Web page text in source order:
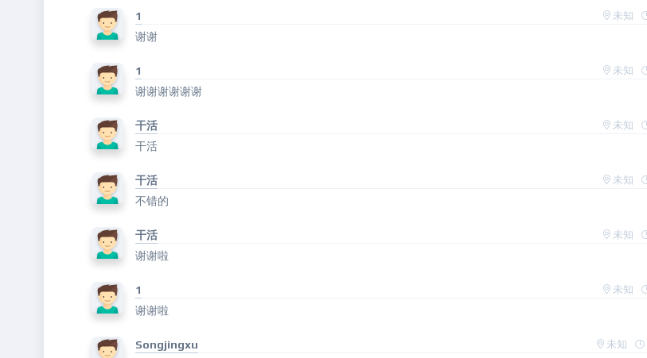
1 未知
谢谢
1 未知
谢谢谢谢谢谢
干活 未知
干活
干活 未知
不错的
干活 未知
谢谢啦
1 未知
谢谢啦
Songjingxu 未知